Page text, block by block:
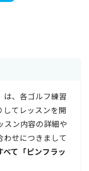
は、各ゴルフ練習
してレッスンを開
スン内容の詳細や
わせにつきまして
て「ピンフラッ